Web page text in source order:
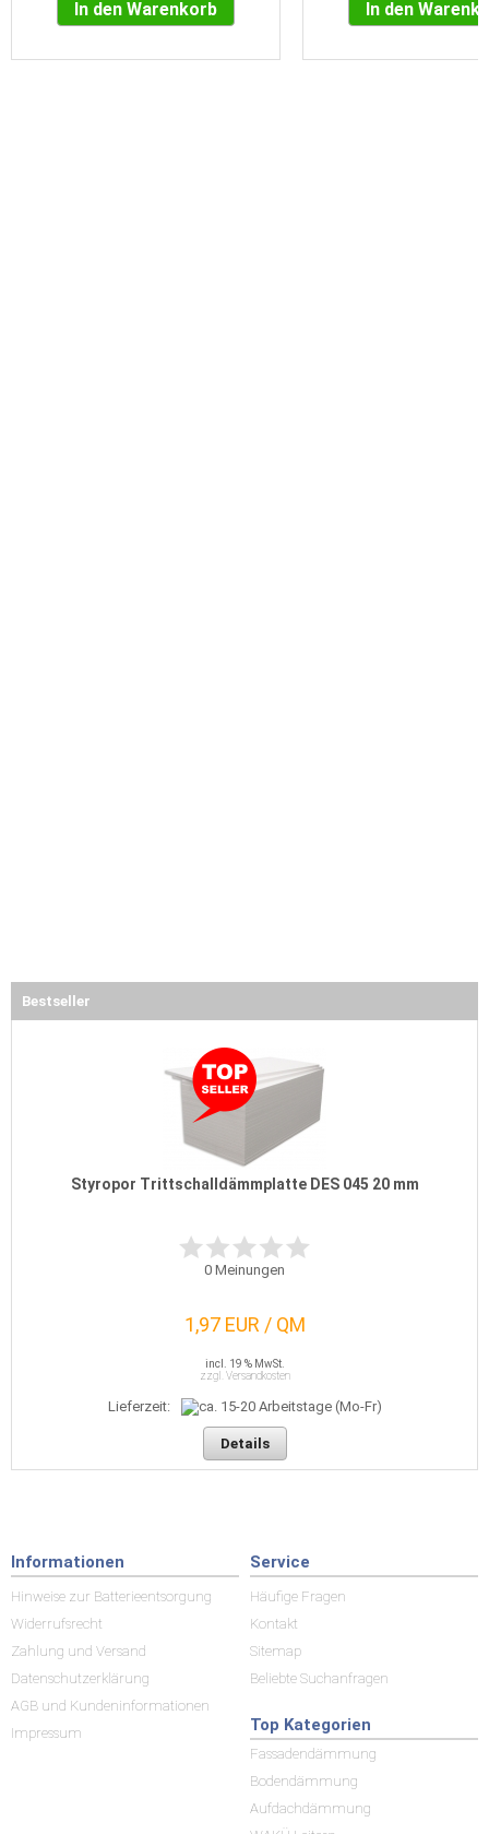
In den Warenkorb In den
Bestseller
Styropor Trittschalldämmplatte DES 045 20 mm
0 Meinungen
1,97 EUR / QM
incl. 19 % MwSt.
zzgl. Versandkosten
Lieferzeit:
Details
Informationen
Hinweise zur Batterieentsorgung
Widerrufsrecht
Zahlung und Versand
Datenschutzerklärung
AGB und Kundeninformationen
Impressum
Service
Häufige Fragen
Kontakt
Sitemap
Beliebte Suchanfragen
Top Kategorien
Fassadendämmung
Bodendämmung
Aufdachdämmung